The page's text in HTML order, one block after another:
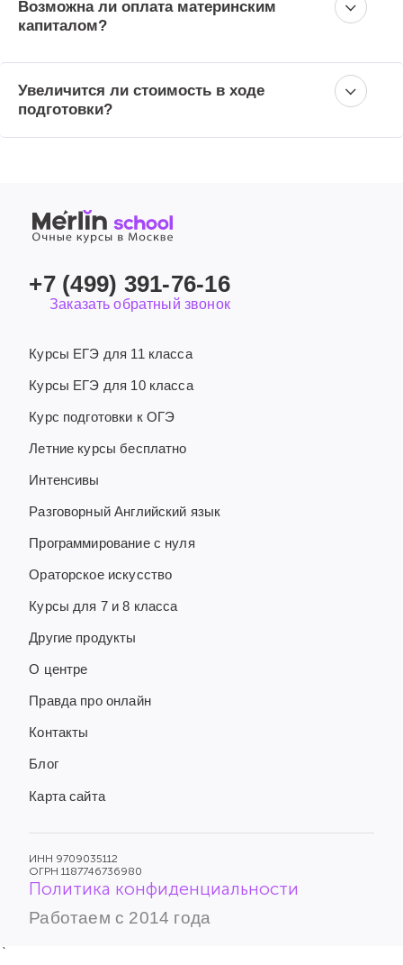
Возможна ли оплата материнским
капиталом?
Увеличится ли стоимость в ходе
подготовки?
Курсы ЕГЭ для 11 класса
Курсы ЕГЭ для 10 класса
Курс подготовки к ОГЭ
Летние курсы бесплатно
Интенсивы
Разговорный Английский язык
Программирование с нуля
Ораторское искусство
Курсы для 7 и 8 класса
Другие продукты
О центре
Правда про онлайн
Контакты
Блог
Карта сайта
+7 (499) 391-76-16
Заказать обратный звонок
Работаем с 2014 года
ИНН 9709035112
ОГРН 1187746736980
Политика конфиденциальности
`